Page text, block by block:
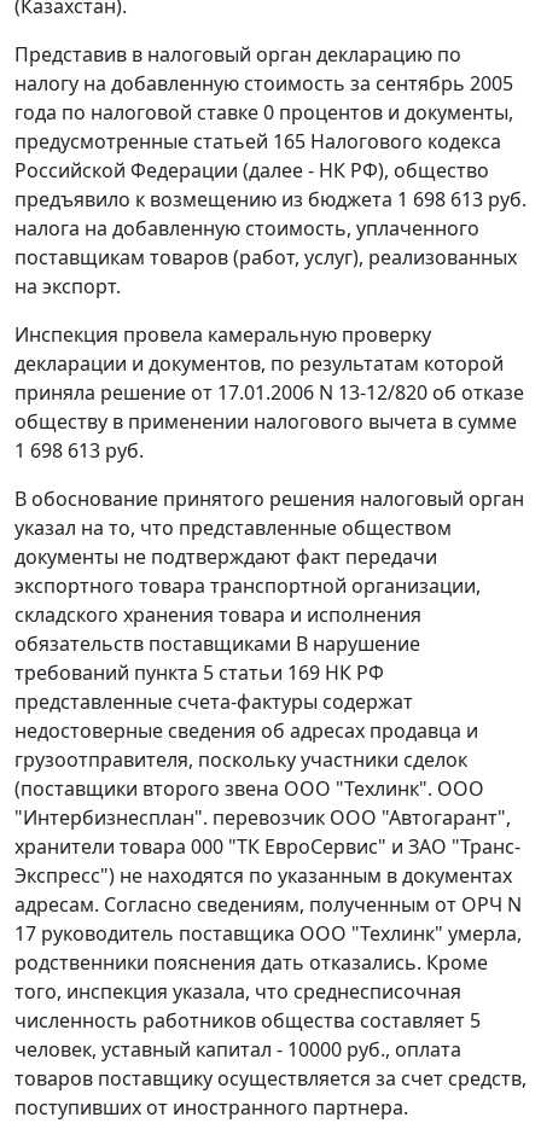
(Казахстан).
Представив в налоговый орган декларацию по
налогу на добавленную стоимость за сентябрь 2005
года по налоговой ставке 0 процентов и документы,
предусмотренные статьей 165 Налогового кодекса
Российской Федерации (далее - НК РФ), общество
предъявило к возмещению из бюджета 1 698 613 руб.
налога на добавленную стоимость, уплаченного
поставщикам товаров (работ, услуг), реализованных
на экспорт.
Инспекция провела камеральную проверку
декларации и документов, по результатам которой
приняла решение от 17.01.2006 N 13-12/820 об отказе
обществу в применении налогового вычета в сумме
1 698 613 руб.
В обоснование принятого решения налоговый орган
указал на то, что представленные обществом
документы не подтверждают факт передачи
экспортного товара транспортной организации,
складского хранения товара и исполнения
обязательств поставщиками В нарушение
требований пункта 5 статьи 169 НК РФ
представленные счета-фактуры содержат
недостоверные сведения об адресах продавца и
грузоотправителя, поскольку участники сделок
(поставщики второго звена ООО "Техлинк". ООО
"Интербизнесплан". перевозчик ООО "Автогарант",
хранители товара 000 "ТК ЕвроСервис" и ЗАО "Транс-
Экспресс") не находятся по указанным в документах
адресам. Согласно сведениям, полученным от ОРЧ N
17 руководитель поставщика ООО "Техлинк" умерла,
родственники пояснения дать отказались. Кроме
того, инспекция указала, что среднесписочная
численность работников общества составляет 5
человек, уставный капитал - 10000 руб., оплата
товаров поставщику осуществляется за счет средств,
поступивших от иностранного партнера.